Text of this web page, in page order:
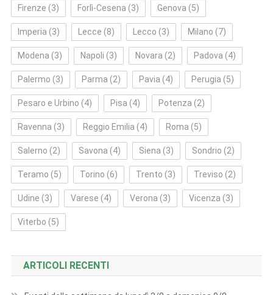
Firenze (3) Forlì‑Cesena (3) Genova (5)
Imperia (3) Lecce (8) Lecco (3) Milano (7)
Modena (3) Napoli (3) Novara (2) Padova (4)
Palermo (3) Parma (2) Pavia (4) Perugia (5)
Pesaro e Urbino (4) Pisa (4) Potenza (2)
Ravenna (3) Reggio Emilia (4) Roma (5)
Salerno (2) Savona (4) Siena (3) Sondrio (2)
Teramo (5) Torino (6) Trento (3) Treviso (2)
Udine (3) Varese (4) Verona (3) Vicenza (3)
Viterbo (5)
ARTICOLI RECENTI